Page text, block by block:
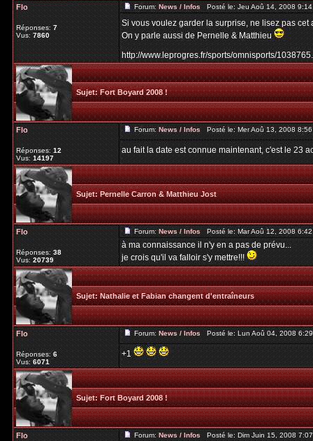
Flo
Réponses:7
Vus:7860
Forum:News / InfosPosté le: Jeu Aoû 14, 2008
Si vous voulez garder la surprise, ne lisez pas cet
On y parle aussi de Pernelle & Matthieu
http://www.leprogres.fr/sports/omnisports/
Sujet:Fort Boyard 2008 !
Flo
Réponses:12
Vus:14197
Forum:News / InfosPosté le: Mer Aoû 13, 2008
au fait la date est connue maintenant, c'est le 23
Sujet:Pernelle Carron & Matthieu Jost
Flo
Réponses:38
Vus:20739
Forum:News / InfosPosté le: Mar Aoû 12, 2008
à ma connaissance il n'y en a pas de prévu...
je crois qu'il va falloir s'y mettre!!!
Sujet:Nathalie et Fabian changent d'entraîneurs
Flo
Réponses:6
Vus:6071
Forum:News / InfosPosté le: Lun Aoû 04, 2008
+1
Sujet:Fort Boyard 2008 !
Flo Forum:News / InfosPosté le: Dim Juin 15, 2008